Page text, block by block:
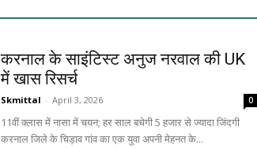
करनाल के साइंटिस्ट अनुज नरवाल की UK
में खास रिसर्च
Skmittal - April 3, 2026 0
11वीं क्लास में नासा में चयन; हर साल बचेगी 5 हजार से ज्यादा जिंदगी
करनाल जिले के चिड़ाव गांव का एक युवा अपनी मेहनत के...